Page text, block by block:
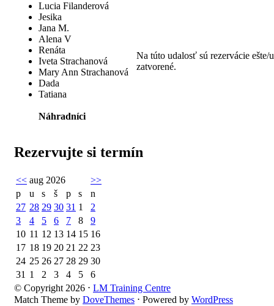
Lucia Filanderová
Jesika
Jana M.
Alena V
Renáta
Iveta Strachanová
Mary Ann Strachanová
Dada
Tatiana
Náhradníci
Na túto udalosť sú rezervácie ešte/
zatvorené.
Rezervujte si termín
<< aug 2026
>>
p
u s š p s
n
27 28 29 30 31 1
2
3
4 5 6 7 8
9
10 11 12 13 14 15 16
17 18 19 20 21 22 23
24 25 26 27 28 29 30
31 1 2 3 4 5
6
© Copyright 2026 ⋅ LM Training Centre
Match Theme by DoveThemes ⋅ Powered by WordPress